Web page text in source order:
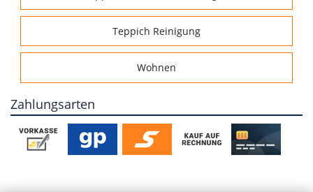
Teppich Reinigung
Wohnen
Zahlungsarten